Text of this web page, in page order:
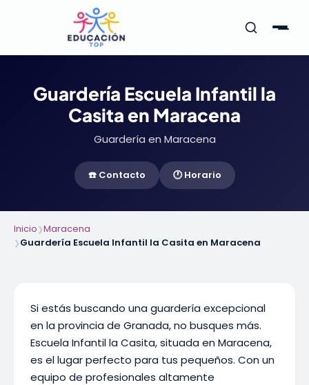
Guardería Escuela Infantil la
Casita en Maracena
Guardería en Maracena
☎️ Contacto 🕐 Horario
Inicio❯Maracena
❯Guardería Escuela Infantil la Casita en Maracena
Si estás buscando una guardería excepcional
en la provincia de Granada, no busques más.
Escuela Infantil la Casita, situada en Maracena,
es el lugar perfecto para tus pequeños. Con un
equipo de profesionales altamente